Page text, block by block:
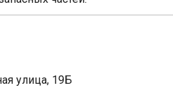
улица, 19Б